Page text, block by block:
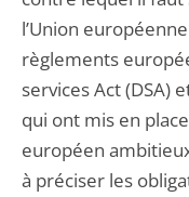
l’Union
règlements
services Act (DSA)
qui ont mis en
européen
à préciser les